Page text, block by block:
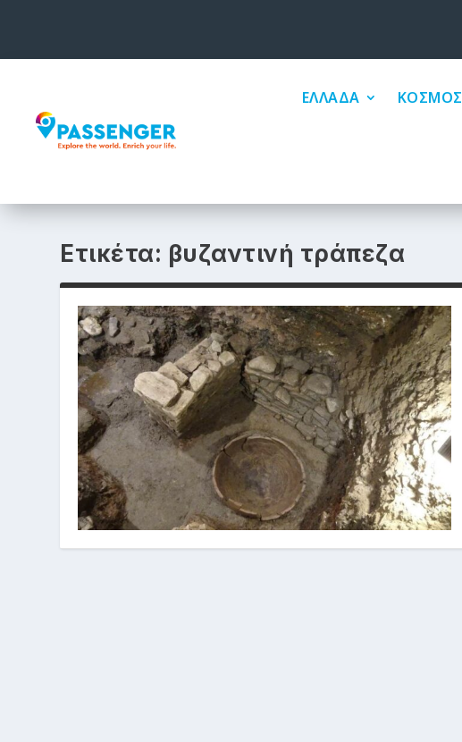
ΕΛΛΑΔΑ ΚΟΣΜΟΣ
Ετικέτα: βυζαντινή τράπεζα